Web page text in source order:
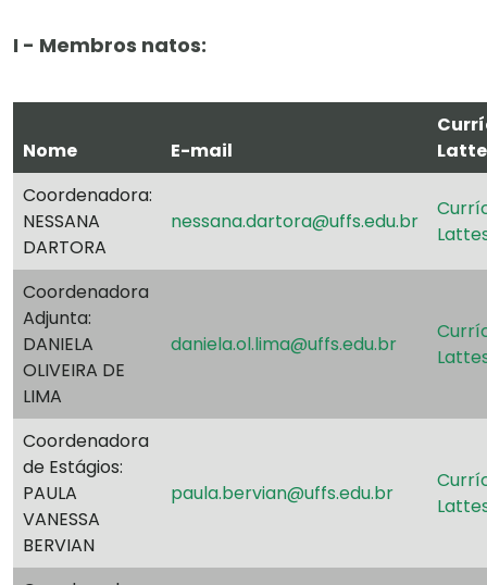
I - Membros natos:
Nome E-mail
Coordenadora:
NESSANA
DARTORA
nessana.dartora@uffs.edu.br
Coordenadora
Adjunta:
DANIELA
OLIVEIRA DE
LIMA
daniela.ol.lima@uffs.edu.br
Coordenadora
de Estágios:
PAULA
VANESSA
BERVIAN
paula.bervian@uffs.edu.br